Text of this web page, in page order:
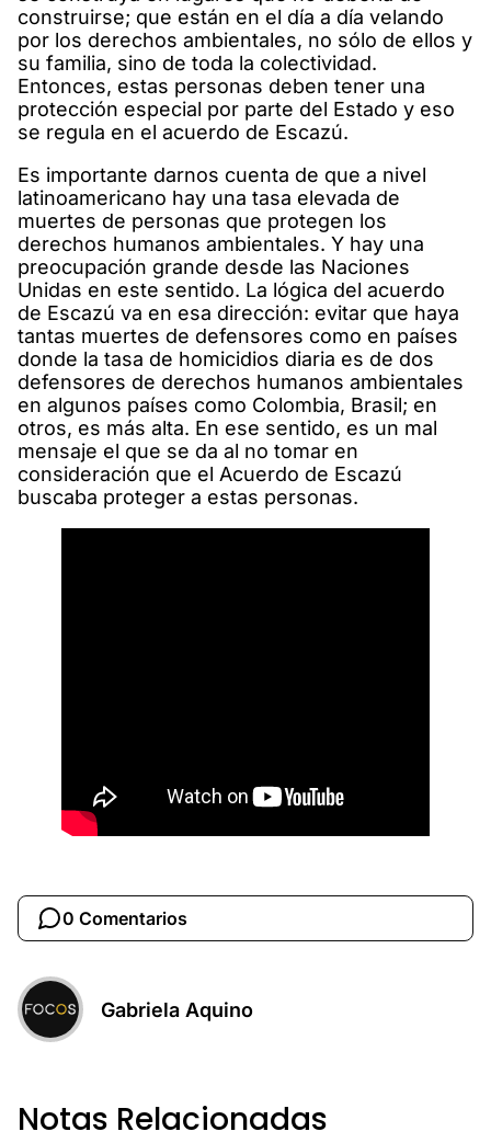
construirse; que están en el día a día velando
por los derechos ambientales, no sólo de ellos y
su familia, sino de toda la colectividad.
Entonces, estas personas deben tener una
protección especial por parte del Estado y eso
se regula en el acuerdo de Escazú.
Es importante darnos cuenta de que a nivel
latinoamericano hay una tasa elevada de
muertes de personas que protegen los
derechos humanos ambientales. Y hay una
preocupación grande desde las Naciones
Unidas en este sentido. La lógica del acuerdo
de Escazú va en esa dirección: evitar que haya
tantas muertes de defensores como en países
donde la tasa de homicidios diaria es de dos
defensores de derechos humanos ambientales
en algunos países como Colombia, Brasil; en
otros, es más alta. En ese sentido, es un mal
mensaje el que se da al no tomar en
consideración que el Acuerdo de Escazú
buscaba proteger a estas personas.
0 Comentarios
Gabriela Aquino
Notas Relacionadas